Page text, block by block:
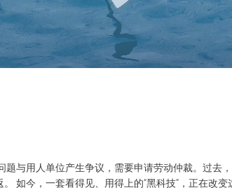
与用人单位产生争议，需要申请劳动仲裁。过去
如今，一套看得见、用得上的“黑科技”，正在改变